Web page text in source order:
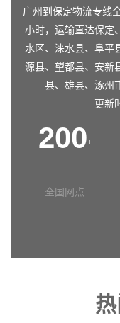
广州到保定物流专线
小时，运输直达保定、
水区、 涞水县、 阜平
源县、 望都县、 安新
县、 雄县、 涿州
更新
200+
全国网点